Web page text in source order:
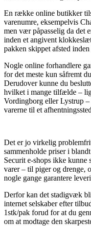
En række online butikker
varenumre, eksempelvis
men vær påpasselig da det
inden et angivent
pakken skippet afsted
Nogle online forhandlere
for det meste kun såfremt
Derudover kunne du
hvilket i mange tilfælde –
Vordingborg eller Lystrup
varerne til et
Det er jo virkelig
sammenholde priser i
Securit e-shops ikke kunne
varer – til piger og drenge,
nogle gange garantere
Derfor kan det stadigvæk
internet selskaber efter
1stk/pak forud for at du
om at modtage den